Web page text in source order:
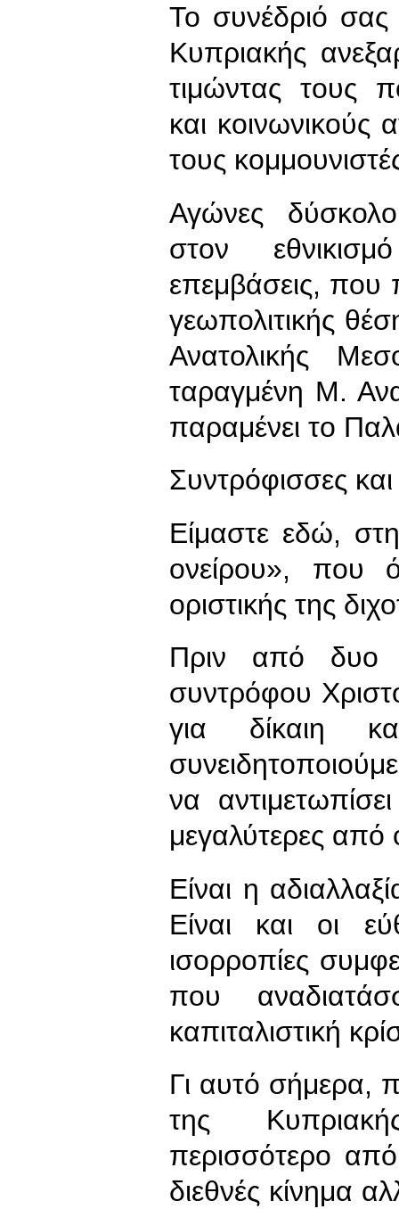
Το συνέδριό σας
Κυπριακής
τιμώντας τους
και
τους
Αγώνες
στον
επεμβάσεις, που
γεωπολιτικής
Ανατολικής
ταραγμένη Μ.
παραμένει το
Συντρόφισσες
Είμαστε εδώ,
ονείρου», που
οριστικής της
Πριν από δυο
συντρόφου
για δίκαιη
να
μεγαλύτερες από
Είναι η
Είναι και οι
ισορροπίες
που
καπιταλιστική
Γι αυτό σήμερα,
της
περισσότερο
διεθνές κίνημα